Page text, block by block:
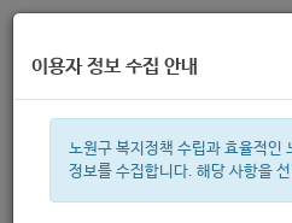
이용자 정보 수집 안내
노원구 복지정책 수립과 효율적인
정보를 수집합니다. 해당 사항을